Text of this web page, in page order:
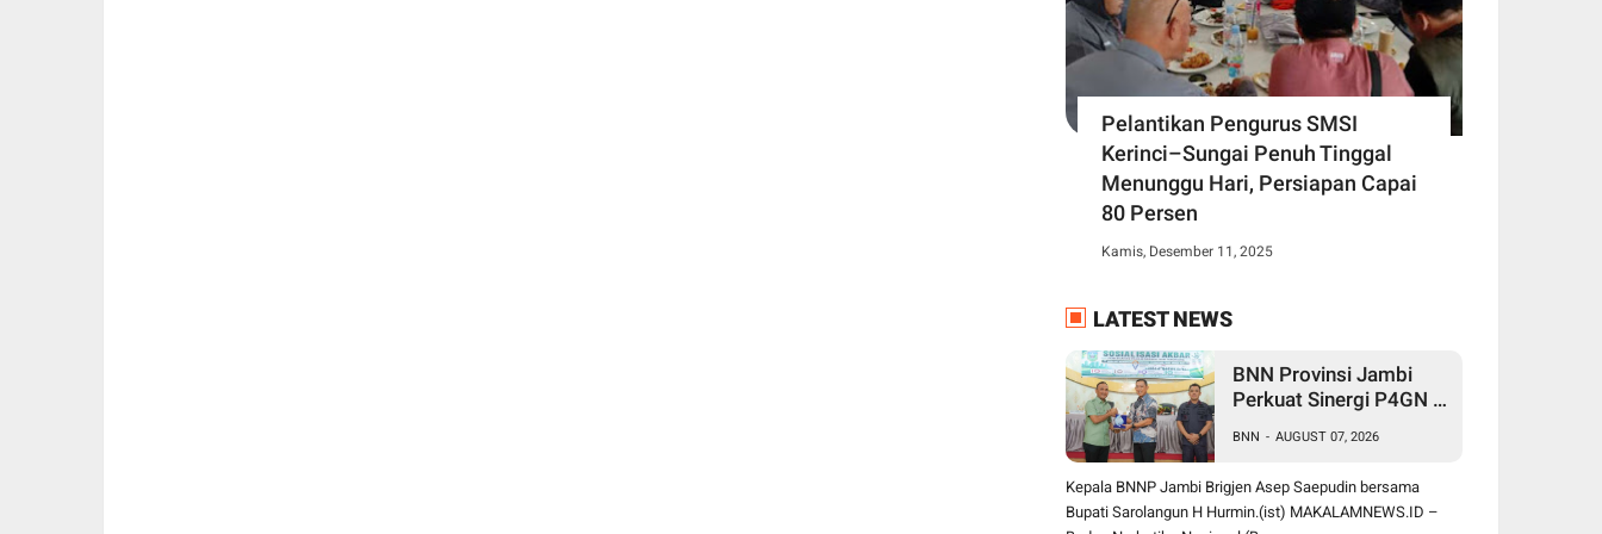
Pelantikan Pengurus SMSI
Kerinci–Sungai Penuh Tinggal
Menunggu Hari, Persiapan Capai
80 Persen
Kamis, Desember 11, 2025
LATEST NEWS
BNN Provinsi Jambi
Perkuat Sinergi P4GN di
Asep Ingatkan Bahaya
Vape Zombie
BNN - AUGUST 07, 2026
Kepala BNNP Jambi Brigjen Asep Saepudin bersama
Bupati Sarolangun H Hurmin.(ist) MAKALAMNEWS.ID –